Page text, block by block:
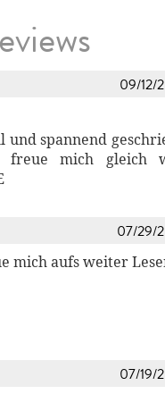
09/12/
und spannend
freue mich gleich
07/29/
mich aufs weiter
07/19/